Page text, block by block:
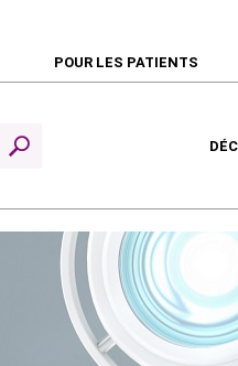
POUR LES PATIENTS